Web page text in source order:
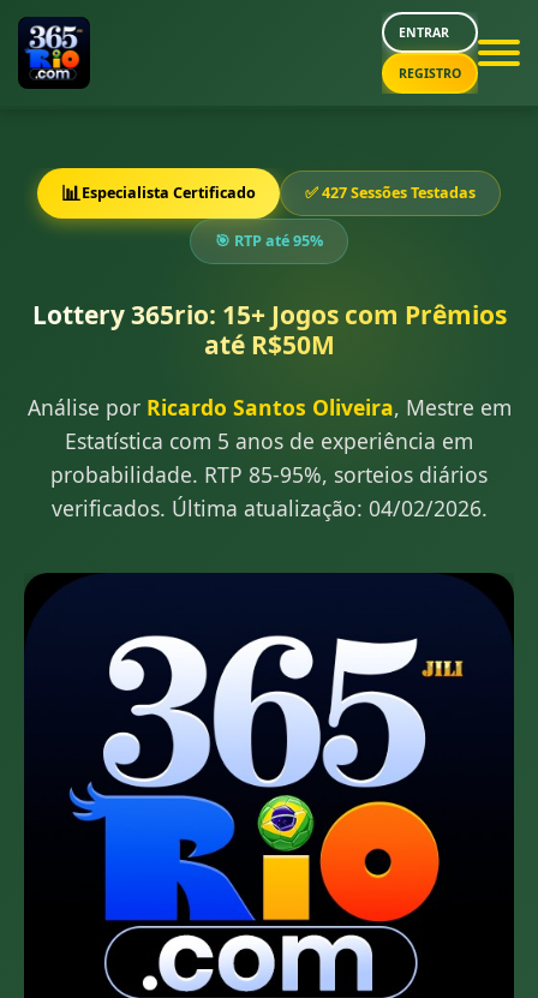
ENTRAR
REGISTRO
📊Especialista Certificado ✅ 427 Sessões Testadas
🎯 RTP até 95%
Lottery 365rio: 15+ Jogos com Prêmios
até R$50M
Análise por Ricardo Santos Oliveira, Mestre em
Estatística com 5 anos de experiência em
probabilidade. RTP 85-95%, sorteios diários
verificados. Última atualização: 04/02/2026.